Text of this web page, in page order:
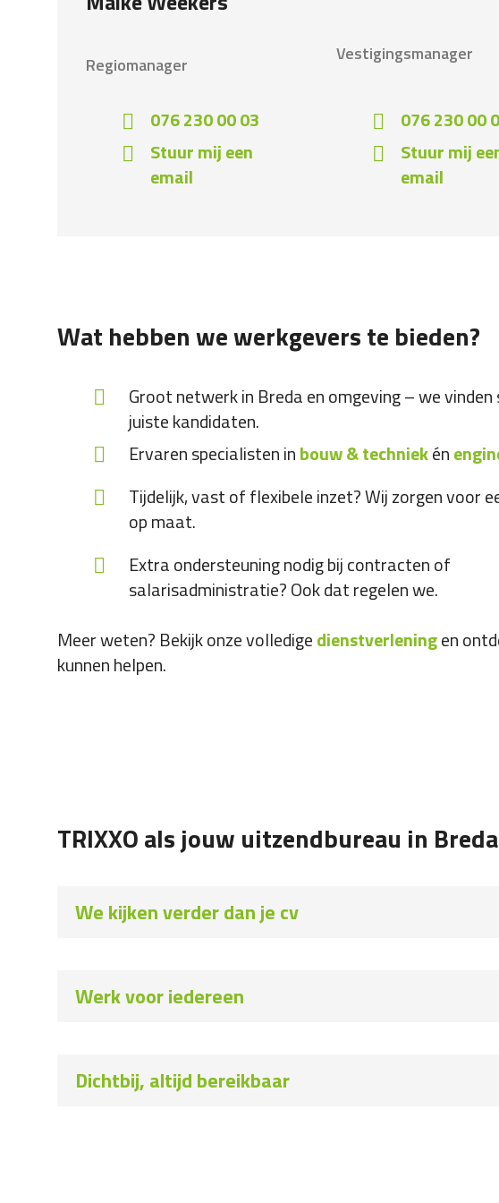
Regiomanager
076 230 00 03
Stuur mij een
email
Vestigingsmanager
076 230 00
Stuur mij
email
Wat hebben we werkgevers te bieden?
Groot netwerk in Breda en omgeving – we vinden
juiste kandidaten.
Ervaren specialisten inbouw & techniekén
Tijdelijk, vast of flexibele inzet? Wij zorgen voor
op maat.
Extra ondersteuning nodig bij contracten of
salarisadministratie? Ook dat regelen we.
Meer weten? Bekijk onze volledigedienstverleningen
kunnen helpen.
TRIXXO als jouw uitzendbureau in
We kijken verder dan je cv
Werk voor iedereen
Dichtbij, altijd bereikbaar